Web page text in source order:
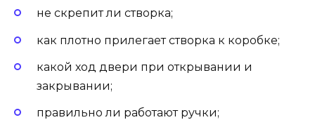
не скрепит ли створка;
как плотно прилегает створка к коробке;
какой ход двери при открывании и
закрывании;
правильно ли работают ручки;